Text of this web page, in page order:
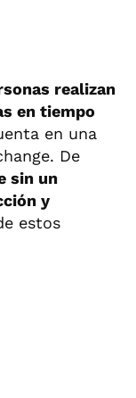
realizan
en tiempo
en una
De
sin un
y
estos